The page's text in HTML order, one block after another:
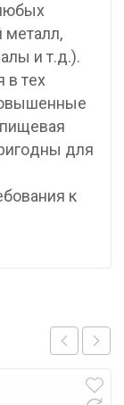
мeтaлл,
и т.д.).
в тeх
для
к